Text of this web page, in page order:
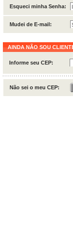
Esqueci minha Senha:
Mudei de E-mail:
AINDA NÃO SOU
Informe seu CEP:
Não sei o meu CEP: